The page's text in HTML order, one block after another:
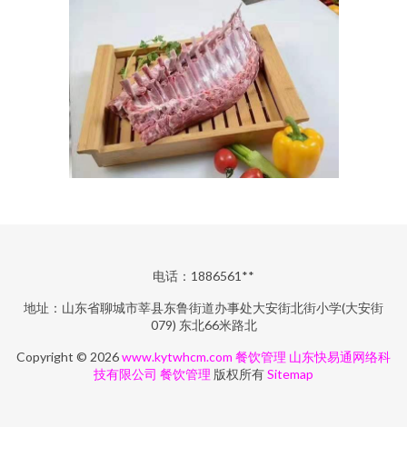
电话：1886561**
地址：山东省聊城市莘县东鲁街道办事处大安街北街小学(大安街
079) 东北66米路北
Copyright © 2026www.kytwhcm.com 餐饮管理 山东快易通网络科
技有限公司 餐饮管理 版权所有Sitemap